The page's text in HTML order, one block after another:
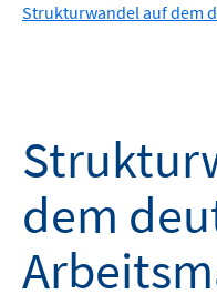
Strukturwandel auf dem
dem